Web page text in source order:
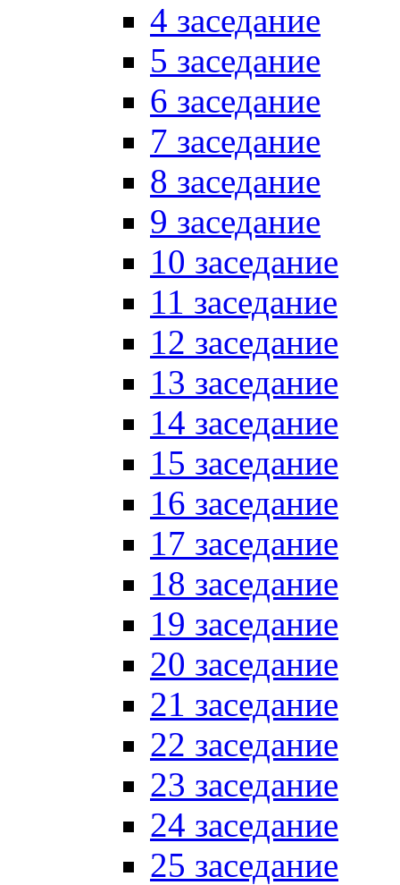
4 заседание
5 заседание
6 заседание
7 заседание
8 заседание
9 заседание
10 заседание
11 заседание
12 заседание
13 заседание
14 заседание
15 заседание
16 заседание
17 заседание
18 заседание
19 заседание
20 заседание
21 заседание
22 заседание
23 заседание
24 заседание
25 заседание